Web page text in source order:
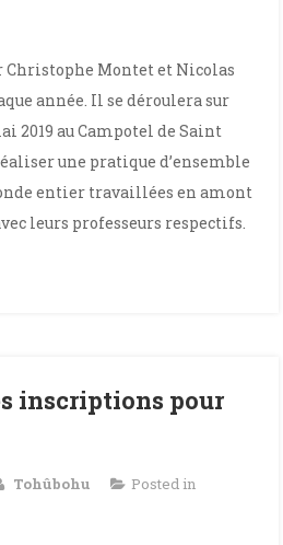
Christophe Montet et Nicolas
année. Il se déroulera sur
2019 au Campotel de Saint
une pratique d’ensemble
entier travaillées en amont
leurs professeurs respectifs.
inscriptions pour
Tohûbohu
Posted in